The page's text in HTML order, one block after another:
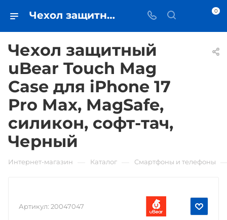
Чехол защитный uBear Touch Mag Case для iPhone 17 Pro Max, MagSafe, силикон, софт-тач, Черный • купить в Самаре - iЧехол 0
Чехол защитный
uBear Touch Mag
Case для iPhone 17
Pro Max, MagSafe,
силикон, софт-тач,
Черный
Интернет-магазин Каталог Смартфоны и телефоны
Артикул: 20047047